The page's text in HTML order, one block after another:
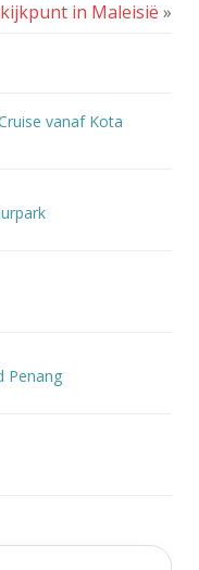
in Maleisië »
vanaf Kota
Penang